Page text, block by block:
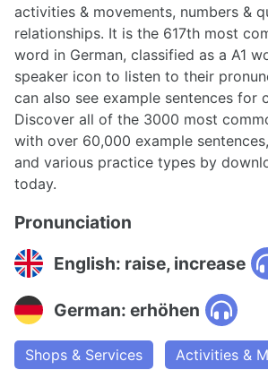
activities & movements, numbers &
relationships. It is the 617th most
word in German, classified as a A1
speaker icon to listen to their
can also see example sentences for
Discover all of the 3000 most
with over 60,000 example
and various practice types by
today.
Pronunciation
English: raise, increase
German: erhöhen
Shops & Services
Activities &